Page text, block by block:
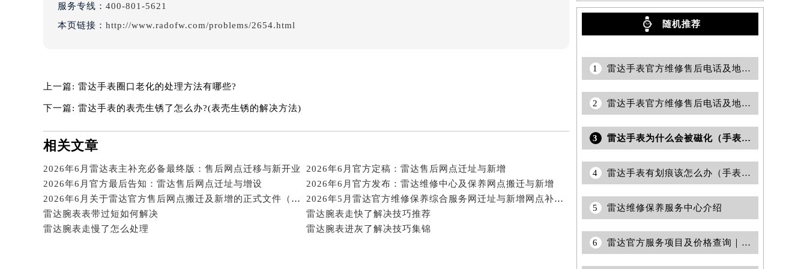
吉林省四平市铁东区紫气大路与南九经街交汇处雷达售后服务中心（需提前预约）
吉林省松原市宁江区五环大街雷达售后服务中心（需提前预约）
辽宁省本溪市平山区胜利路雷达售后服务中心（需提前预约）
辽宁省朝阳市双塔区新华路雷达售后服务中心（需提前预约）
辽宁省葫芦岛市连山区中央路雷达售后服务中心（需提前预约）
辽宁省锦州市古塔区中央大街雷达售后服务中心（需提前预约）
辽宁省辽阳市白塔区新运大街雷达售后服务中心（需提前预约）
辽宁省盘锦市兴隆台区石油大街雷达售后服务中心（需提前预约）
服务专线： 400-801-5621
本页链接： http://www.radofw.com/problems/2654.html
上一篇: 雷达手表圈口老化的处理方法有哪些?
下一篇: 雷达手表的表壳生锈了怎么办?(表壳生锈的解决方法)
相关文章
2026年6月雷达表主补充必备最终版：售后网点迁移与新开业
2026年6月官方定稿：雷达售后网点迁址与新增
2026年6月官方最后告知：雷达售后网点迁址与增设
2026年6月官方发布：雷达维修中心及保养网点搬迁与新增
2026年6月关于雷达官方售后网点搬迁及新增的正式文件（修订）
2026年5月雷达官方维修保养综合服务网迁址与新增网点补充公示文件内容
雷达腕表表带过短如何解决
雷达腕表走快了解决技巧推荐
雷达腕表走慢了怎么处理
雷达腕表进灰了解决技巧集锦
随机推荐
1 雷达手表官方维修售后电话及地址怎么查询？
2 雷达手表官方维修售后电话及地址怎么获取？
3 雷达手表为什么会被磁化（手表磁化会有哪些影响）
4 雷达手表有划痕该怎么办（手表划痕抛光）
5 雷达维修保养服务中心介绍
6 雷达官方服务项目及价格查询｜地址与联系电话权威信息通知（2026年6月最新）